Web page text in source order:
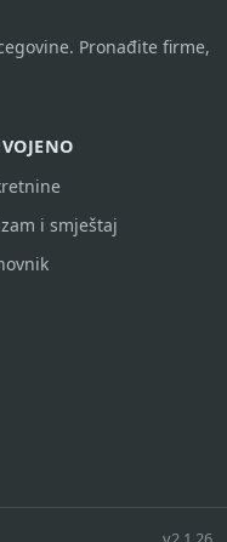
Pronađite firme,
i smještaj